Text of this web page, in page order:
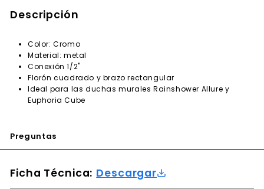
Descripción
Color: Cromo
Material: metal
Conexión 1/2"
Florón cuadrado y brazo rectangular
Ideal para las duchas murales Rainshower Allure y
Euphoria Cube
Preguntas
Ficha Técnica: Descargar